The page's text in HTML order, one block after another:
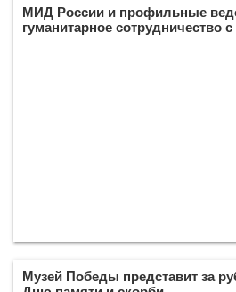
МИД России и профильные
гуманитарное сотрудничество
Музей Победы представит за